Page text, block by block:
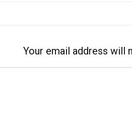
Your email address will